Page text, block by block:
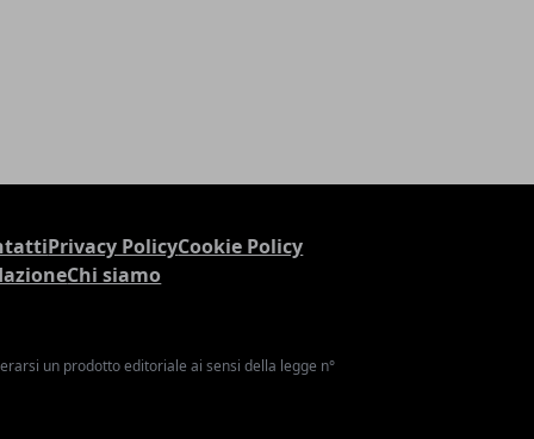
Privacy PolicyCookie Policy
Chi siamo
un prodotto editoriale ai sensi della legge n°